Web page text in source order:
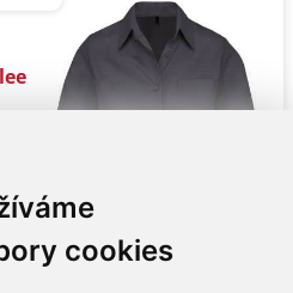
cookies